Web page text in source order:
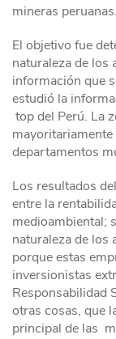
mineras peruanas.
El objetivo fue
naturaleza de los
información que
estudió la
top del Perú. La
departamentos
Los resultados
entre la
medioambiental;
naturaleza de los
porque estas
inversionistas
Responsabilidad
otras cosas, que
principal de las